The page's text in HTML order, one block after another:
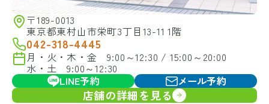
〒189-0013
東京都東村山市栄町3丁目13-11 1階
042-318-4445
月・火・木・金 9:00～12:30 / 15:00～20:00
水・土 9:00～12:30
LINE予約
メール予約
店舗の詳細を見る